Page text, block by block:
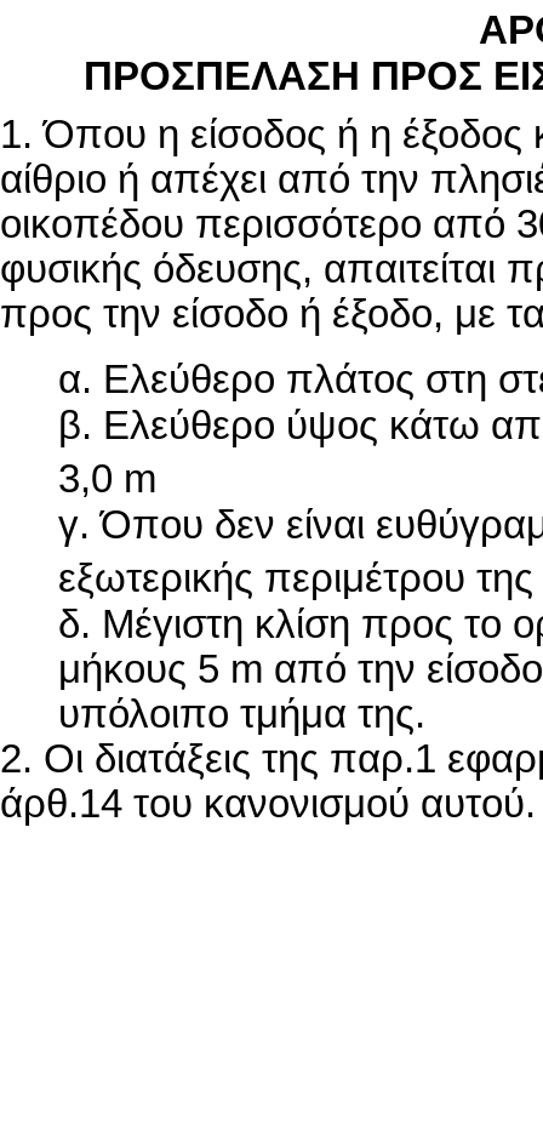
ΠΡΟΣΠΕΛΑΣΗ ΠΡΟΣ
1. Όπου η είσοδος ή η έξοδος
αίθριο ή απέχει από την
οικοπέδου περισσότερο από
φυσικής όδευσης,
προς την είσοδο ή έξοδο, με
α. Ελεύθερο πλάτος στη
β. Ελεύθερο ύψος κάτω
3,0 m
γ. Όπου δεν είναι
εξωτερικής περιμέτρου
δ. Μέγιστη κλίση προς το
μήκους 5 m από την
υπόλοιπο τμήμα της.
2. Οι διατάξεις της παρ.1
άρθ.14 του κανονισμού αυτού.